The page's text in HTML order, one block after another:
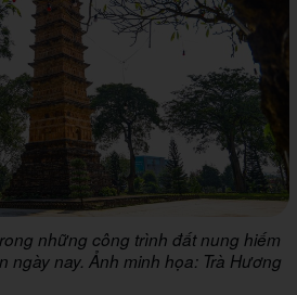
những công trình đất nung hiếm
ngày nay. Ảnh minh họa: Trà Hương